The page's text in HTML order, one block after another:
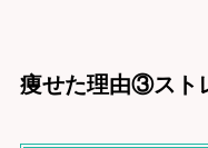
痩せた理由③スト